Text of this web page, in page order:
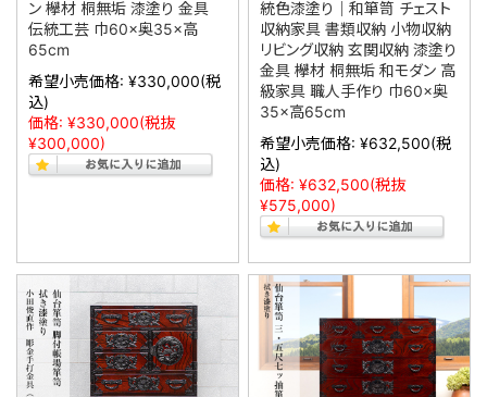
ン 欅材 桐無垢 漆塗り 金具
伝統工芸 巾60×奥35×高
65cm
希望小売価格: ¥330,000(税
込)
価格: ¥330,000(税抜
¥300,000)
統色漆塗り｜和箪笥 チェスト
収納家具 書類収納 小物収納
リビング収納 玄関収納 漆塗り
金具 欅材 桐無垢 和モダン 高
級家具 職人手作り 巾60×奥
35×高65cm
希望小売価格: ¥632,500(税
込)
価格: ¥632,500(税抜
¥575,000)